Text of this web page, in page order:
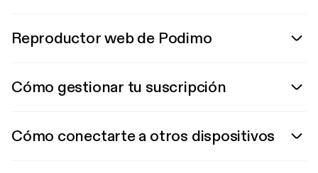
Reproductor web de Podimo
Cómo gestionar tu suscripción
Cómo conectarte a otros dispositivos